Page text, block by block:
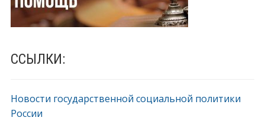
ССЫЛКИ:
Новости государственной социальной политики
России